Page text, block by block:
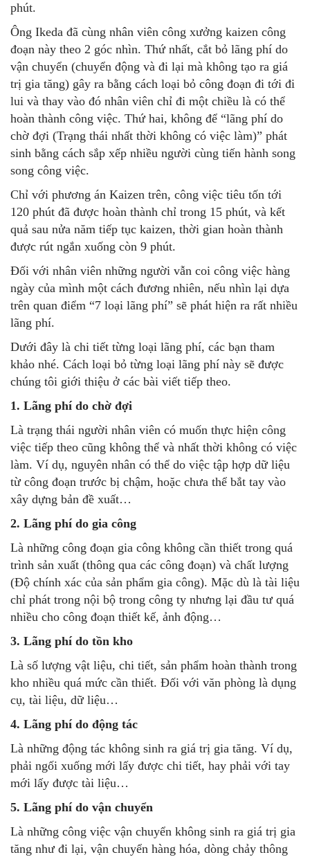
phút.
Ông Ikeda đã cùng nhân viên công xưởng kaizen công
đoạn này theo 2 góc nhìn. Thứ nhất, cắt bỏ lãng phí do
vận chuyển (chuyển động và đi lại mà không tạo ra giá
trị gia tăng) gây ra bằng cách loại bỏ công đoạn đi tới đi
lui và thay vào đó nhân viên chỉ đi một chiều là có thể
hoàn thành công việc. Thứ hai, không để “lãng phí do
chờ đợi (Trạng thái nhất thời không có việc làm)” phát
sinh bằng cách sắp xếp nhiều người cùng tiến hành song
song công việc.
Chỉ với phương án Kaizen trên, công việc tiêu tốn tới
120 phút đã được hoàn thành chỉ trong 15 phút, và kết
quả sau nửa năm tiếp tục kaizen, thời gian hoàn thành
được rút ngắn xuống còn 9 phút.
Đối với nhân viên những người vẫn coi công việc hàng
ngày của mình một cách đương nhiên, nếu nhìn lại dựa
trên quan điểm “7 loại lãng phí” sẽ phát hiện ra rất nhiều
lãng phí.
Dưới đây là chi tiết từng loại lãng phí, các bạn tham
khảo nhé. Cách loại bỏ từng loại lãng phí này sẽ được
chúng tôi giới thiệu ở các bài viết tiếp theo.
1. Lãng phí do chờ đợi
Là trạng thái người nhân viên có muốn thực hiện công
việc tiếp theo cũng không thể và nhất thời không có việc
làm. Ví dụ, nguyên nhân có thể do việc tập hợp dữ liệu
từ công đoạn trước bị chậm, hoặc chưa thể bắt tay vào
xây dựng bản đề xuất…
2. Lãng phí do gia công
Là những công đoạn gia công không cần thiết trong quá
trình sản xuất (thông qua các công đoạn) và chất lượng
(Độ chính xác của sản phẩm gia công). Mặc dù là tài liệu
chỉ phát trong nội bộ trong công ty nhưng lại đầu tư quá
nhiều cho công đoạn thiết kế, ảnh động…
3. Lãng phí do tồn kho
Là số lượng vật liệu, chi tiết, sản phẩm hoàn thành trong
kho nhiều quá mức cần thiết. Đối với văn phòng là dụng
cụ, tài liệu, dữ liệu…
4. Lãng phí do động tác
Là những động tác không sinh ra giá trị gia tăng. Ví dụ,
phải ngối xuống mới lấy được chi tiết, hay phải với tay
mới lấy được tài liệu…
5. Lãng phí do vận chuyển
Là những công việc vận chuyển không sinh ra giá trị gia
tăng như đi lại, vận chuyển hàng hóa, dòng chảy thông